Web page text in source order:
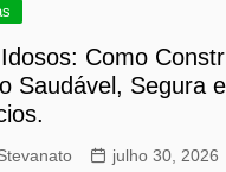
Como
Saudável, Segura
julho 30, 2026